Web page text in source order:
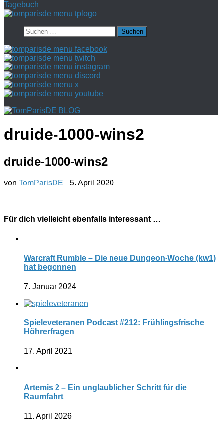
Tagebuch
Suchen
nach:
druide-1000-wins2
druide-1000-wins2
von TomParisDE · 5. April 2020
Für dich vielleicht ebenfalls interessant …
Warcraft Rumble – Die neue Dungeon-Woche (kw1)
hat begonnen
7. Januar 2024
Spieleveteranen Podcast #212: Frühlingsfrische
Höhrerfragen
17. April 2021
Artemis 2 – Ein unglaublicher Schritt für die
Raumfahrt
11. April 2026